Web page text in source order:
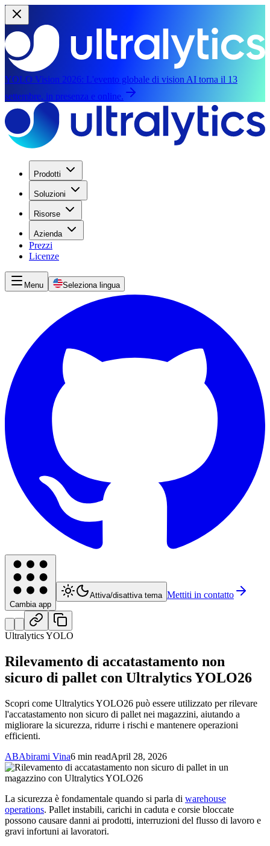
YOLO Vision 2026: L'evento globale di vision AI torna il 13
settembre, in presenza e online.
Prodotti
Soluzioni
Risorse
Azienda
Prezzi
Licenze
Menu Seleziona lingua
Cambia app
Attiva/disattiva tema Mettiti in contatto
Ultralytics YOLO
Rilevamento di accatastamento non
sicuro di pallet con Ultralytics YOLO26
Scopri come Ultralytics YOLO26 può essere utilizzato per rilevare
l'accatastamento non sicuro di pallet nei magazzini, aiutando a
migliorare la sicurezza, ridurre i rischi e mantenere operazioni
efficienti.
ABAbirami Vina6 min readApril 28, 2026
La sicurezza è fondamentale quando si parla di warehouse
operations. Pallet instabili, carichi in caduta e corsie bloccate
possono causare danni ai prodotti, interruzioni del flusso di lavoro e
gravi infortuni ai lavoratori.